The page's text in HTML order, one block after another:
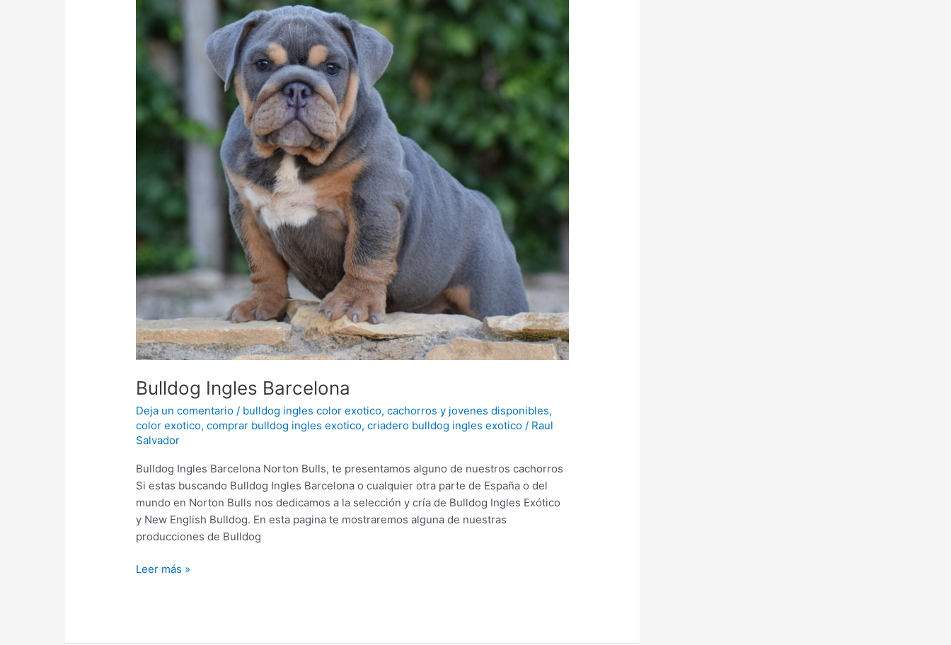
Bulldog Ingles Barcelona
Deja un comentario / bulldog ingles color exotico,cachorros y jovenes disponibles,
color exotico,comprar bulldog ingles exotico,criadero bulldog ingles exotico / Raul
Salvador
Bulldog Ingles Barcelona Norton Bulls, te presentamos alguno de nuestros cachorros
Si estas buscando Bulldog Ingles Barcelona o cualquier otra parte de España o del
mundo en Norton Bulls nos dedicamos a la selección y cría de Bulldog Ingles Exótico
y New English Bulldog. En esta pagina te mostraremos alguna de nuestras
producciones de Bulldog
Leer más »